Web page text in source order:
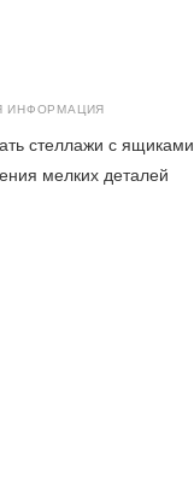
ИНФОРМАЦИЯ
стеллажи с ящиками
мелких деталей